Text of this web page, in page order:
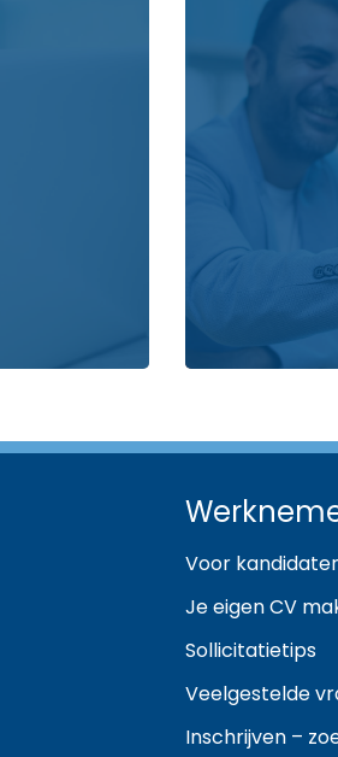
Voor
Je eigen CV
Sollicitatietips
Veelgestelde
Inschrijven –